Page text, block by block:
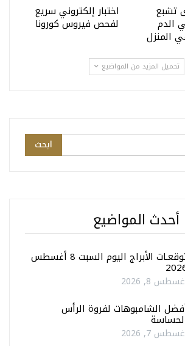
تشبع
الدم
اختبار إلكتروني سريع
لفحص فيروس كورونا
تحميل المزيد من المواضيع
أحدث المواضيع
توقعـات الأبراج اليوم السبت 8 أغسطس
8, 2026
الشامبوهات لفروة الرأس
7, 2026